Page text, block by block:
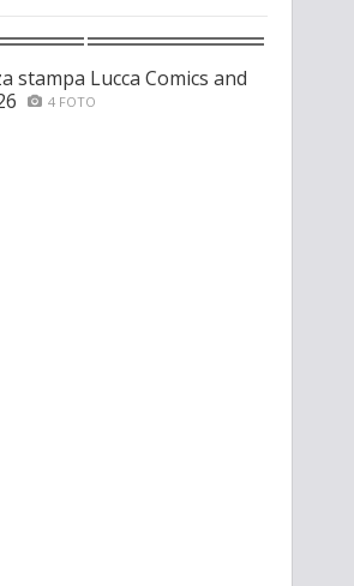
stampa Lucca Comics and
4 FOTO